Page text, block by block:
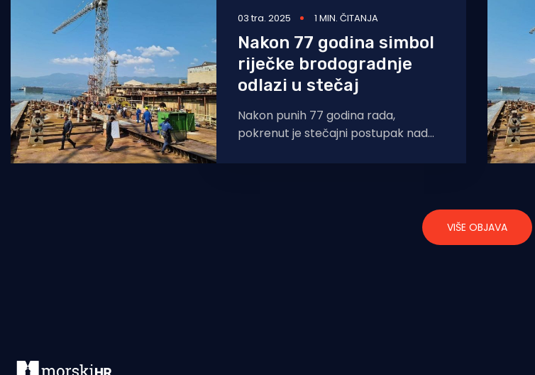
03 tra. 2025 1 MIN. ČITANJA
Nakon 77 godina simbol
riječke brodogradnje
odlazi u stečaj
Nakon punih 77 godina rada,
pokrenut je stečajni postupak nad
riječke brodogradnje. Nadzorni odbor
VIŠE OBJAVA